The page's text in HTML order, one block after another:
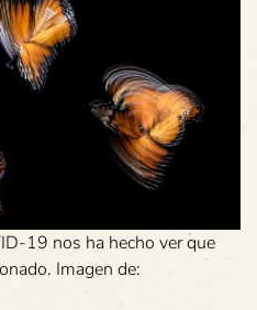
19 nos ha hecho ver que
Imagen de: